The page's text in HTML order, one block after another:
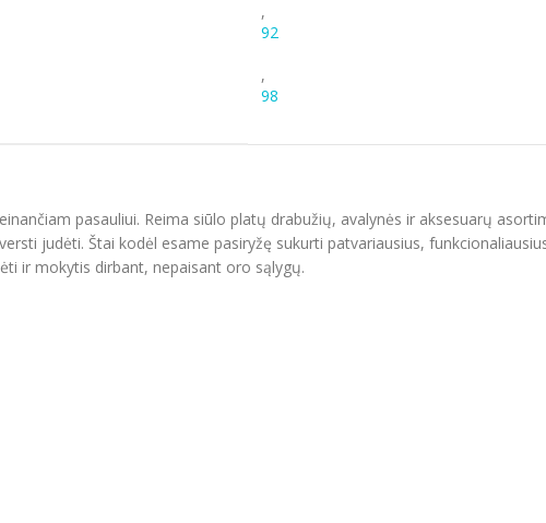
,
92
,
98
pasauliui. Reima siūlo platų drabužių, avalynės ir aksesuarų
judėti. Štai kodėl esame pasiryžę sukurti patvariausius,
ir mokytis dirbant, nepaisant oro sąlygų.